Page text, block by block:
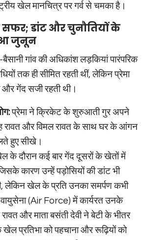
खेल मानचित्र पर गर्व से चमका है।
डांट और चुनौतियों के
जुनून
गांव की अधिकांश लड़कियां पारंपरिक
तक ही सीमित रहती थीं, लेकिन प्रेमा
और गेंद सजी रहती थी।
प्रेमा ने क्रिकेट के शुरुआती गुर अपने
रावत और विमल रावत के साथ घर के आंगन
हुए सीखे।
के दौरान कई बार गेंद दूसरों के खेतों में
कारण उन्हें पड़ोसियों की डांट भी
लेकिन खेल के प्रति उनका समर्पण कभी
(Air Force) में कार्यरत उनके
रावत और माता बसंती देवी ने बेटी के भीतर
खेल प्रतिभा को पहचाना और रूढ़ियों को